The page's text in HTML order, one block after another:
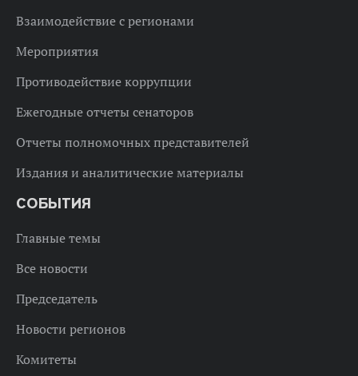
Взаимодействие с регионами
Мероприятия
Противодействие коррупции
Ежегодные отчеты сенаторов
Отчеты полномочных представителей
Издания и аналитические материалы
СОБЫТИЯ
Главные темы
Все новости
Председатель
Новости регионов
Комитеты